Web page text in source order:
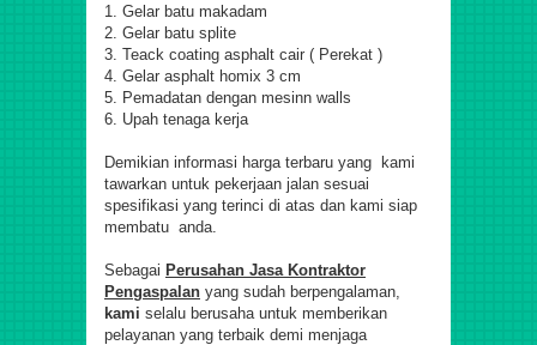
1. Gelar batu makadam
2. Gelar batu splite
3. Teack coating asphalt cair ( Perekat )
4. Gelar asphalt homix 3 cm
5. Pemadatan dengan mesinn walls
6. Upah tenaga kerja
Demikian informasi harga terbaru yang kami
tawarkan untuk pekerjaan jalan sesuai
spesifikasi yang terinci di atas dan kami siap
membatu anda.
Sebagai Perusahan Jasa Kontraktor
Pengaspalan yang sudah berpengalaman,
kami selalu berusaha untuk memberikan
pelayanan yang terbaik demi menjaga